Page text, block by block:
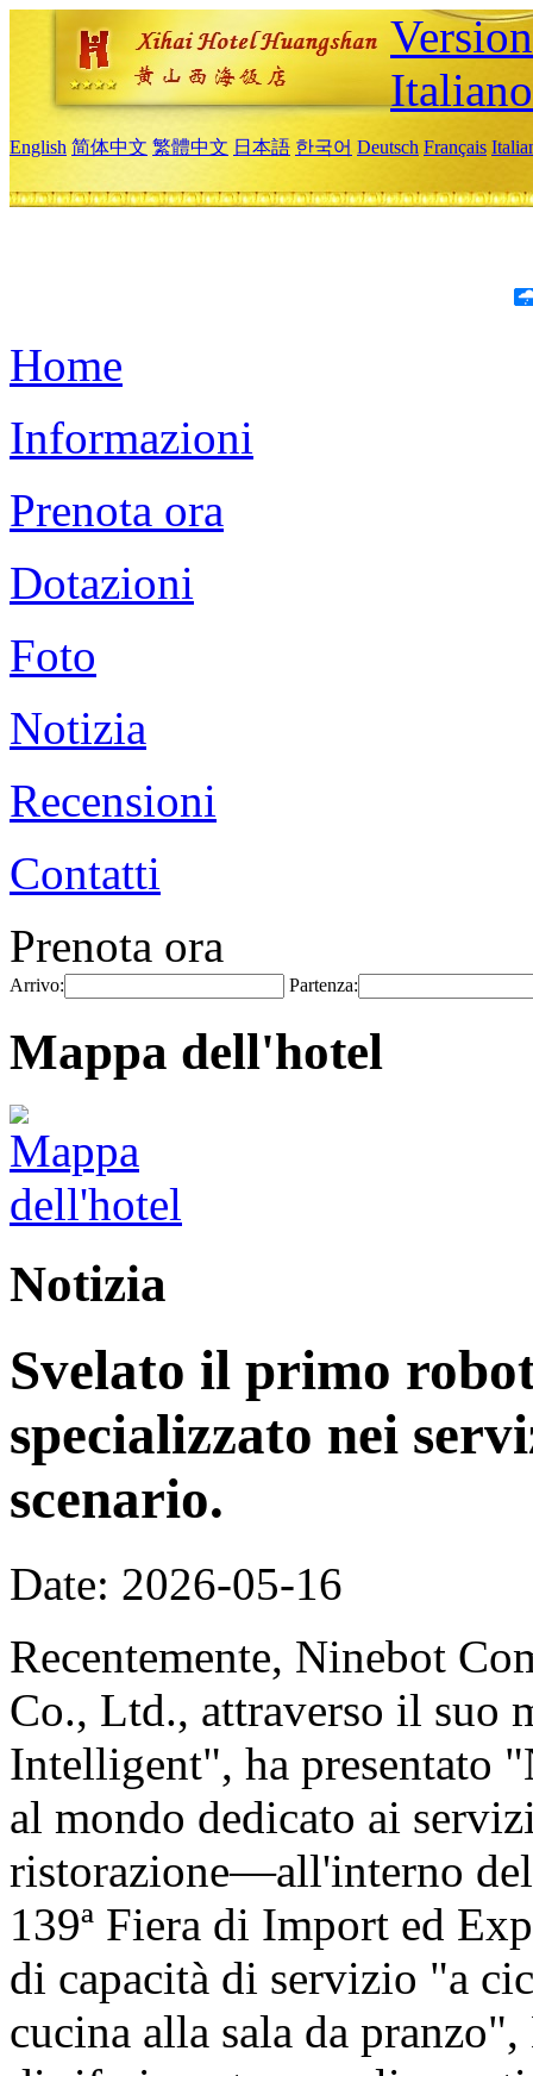
Italiano
English 简体中文 繁體中文 日本語 한국어 Deutsch Français
Home
Informazioni
Prenota ora
Dotazioni
Foto
Notizia
Recensioni
Contatti
Prenota ora
Arrivo: Partenza:
Mappa dell'hotel
Notizia
Svelato il primo
specializzato nei
scenario.
Date: 2026-05-16
Recentemente, Ninebot
Co., Ltd., attraverso il suo
Intelligent", ha
al mondo dedicato ai
ristorazione—all'interno
139ª Fiera di Import ed
di capacità di servizio "a
cucina alla sala da